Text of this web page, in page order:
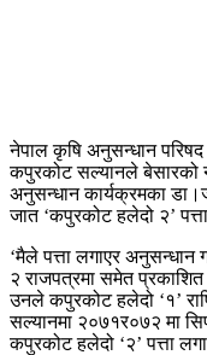
नेपाल कृषि अनुसन्धान परिषद
कपुरकोट सल्यानले बेसारको
अनुसन्धान कार्यक्रमका
जात ‘कपुरकोट हलेदो २’
‘मैले पत्ता लगाएर अनुसन्धान
२ राजपत्रमा समेत
उनले कपुरकोट हलेदो ‘१’
सल्यानमा २०७१र०७२ मा
कपुरकोट हलेदो ‘२’ पत्ता